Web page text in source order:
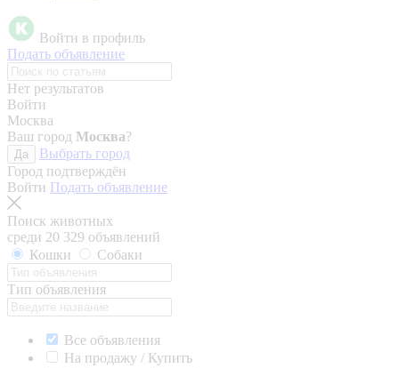
Войти в профиль
Подать объявление
Нет результатов
Войти
Москва
Ваш город Москва?
Да
Выбрать город
Город подтверждён
Войти Подать объявление
Поиск животных
среди 20 329 объявлений
Кошки
Собаки
Тип объявления
Все объявления
На продажу / Купить